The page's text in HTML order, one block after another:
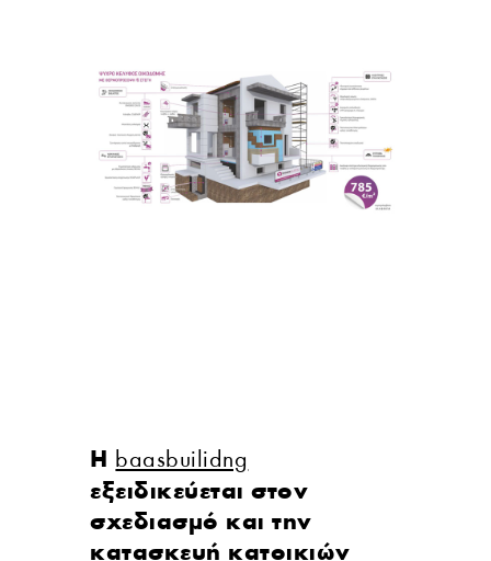
Η baasbuilidng
εξειδικεύεται στον
σχεδιασμό και την
κατασκευή κατοικιών